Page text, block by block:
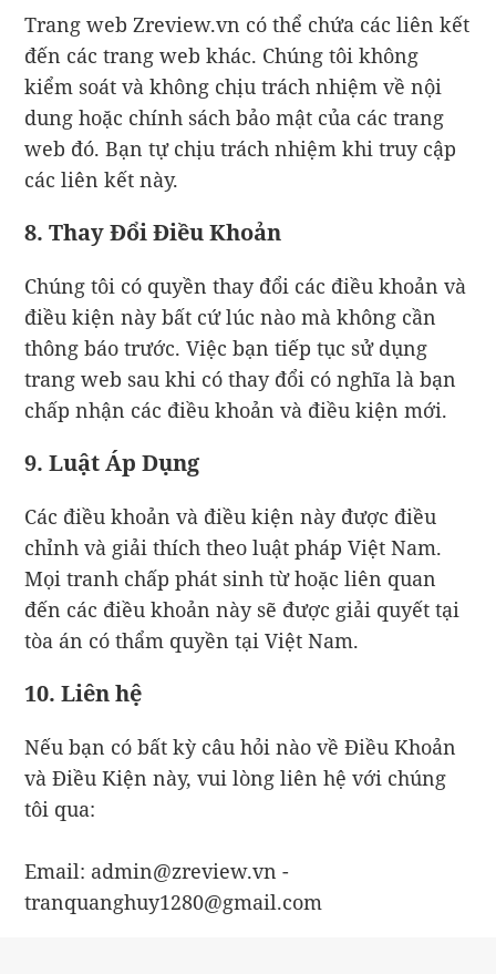
Trang web Zreview.vn có thể chứa các liên kết
đến các trang web khác. Chúng tôi không
kiểm soát và không chịu trách nhiệm về nội
dung hoặc chính sách bảo mật của các trang
web đó. Bạn tự chịu trách nhiệm khi truy cập
các liên kết này.
8. Thay Đổi Điều Khoản
Chúng tôi có quyền thay đổi các điều khoản và
điều kiện này bất cứ lúc nào mà không cần
thông báo trước. Việc bạn tiếp tục sử dụng
trang web sau khi có thay đổi có nghĩa là bạn
chấp nhận các điều khoản và điều kiện mới.
9. Luật Áp Dụng
Các điều khoản và điều kiện này được điều
chỉnh và giải thích theo luật pháp Việt Nam.
Mọi tranh chấp phát sinh từ hoặc liên quan
đến các điều khoản này sẽ được giải quyết tại
tòa án có thẩm quyền tại Việt Nam.
10. Liên hệ
Nếu bạn có bất kỳ câu hỏi nào về Điều Khoản
và Điều Kiện này, vui lòng liên hệ với chúng
tôi qua:
Email: admin@zreview.vn -
tranquanghuy1280@gmail.com